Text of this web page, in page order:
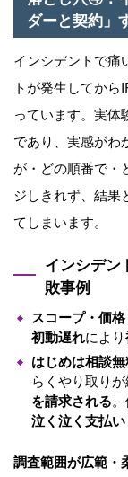
ダーと契約」
インシデントで痛
トが発生してから
っています。実体
であり、実感がわ
が・どの順番で・
ジしきれず、結果
てしまいます。
インシデン
敗事例
スコープ・価
初動遅れにより
はじめは相談
らくやり取り
を請求される
泣く泣く支払い
調査範囲が広範・